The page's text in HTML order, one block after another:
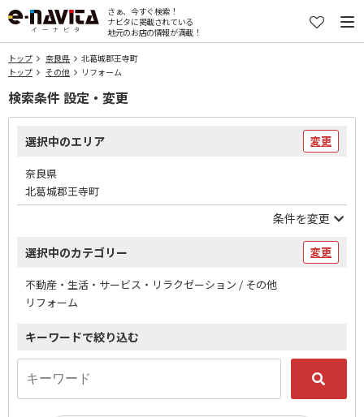
さぁ、今すぐ検索！
ナビタに掲載されている
地元のお店の情報が満載！
トップ 奈良県
北葛城郡王寺町
トップ
その他 リフォーム
検索条件 設定・変更
選択中のエリア 変更
奈良県
北葛城郡王寺町
条件を変更
選択中のカテゴリー 変更
不動産・生活・サービス・リラクゼーション / その他
リフォーム
キーワードで絞り込む